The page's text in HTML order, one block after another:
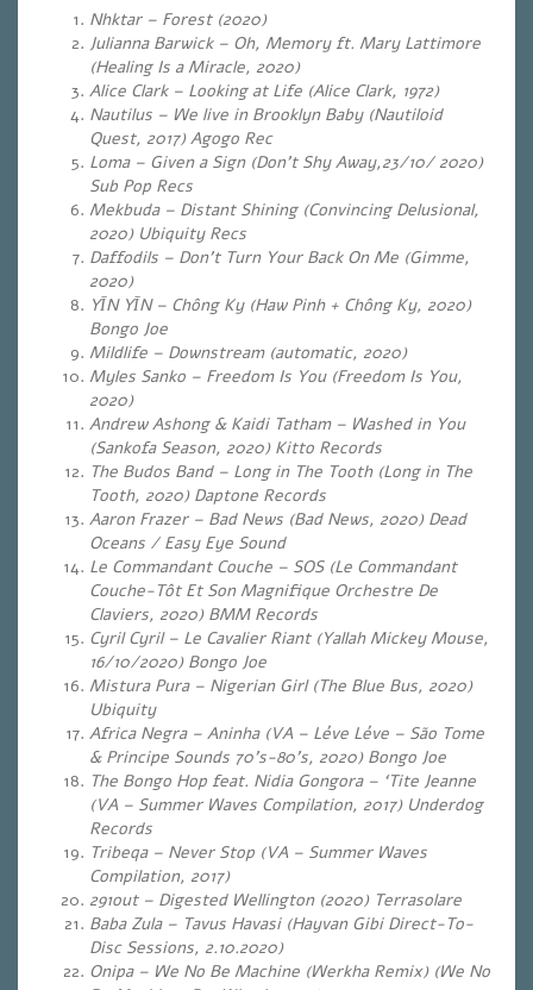
Nhktar – Forest (2020)
Julianna Barwick – Oh, Memory ft. Mary Lattimore
(Healing Is a Miracle, 2020)
Alice Clark – Looking at Life (Alice Clark, 1972)
Nautilus – We live in Brooklyn Baby (Nautiloid
Quest, 2017) Agogo Rec
Loma – Given a Sign (Don’t Shy Away,23/10/ 2020)
Sub Pop Recs
Mekbuda – Distant Shining (Convincing Delusional,
2020) Ubiquity Recs
Daffodils – Don’t Turn Your Back On Me (Gimme,
2020)
YĪN YĪN – Chông Ky (Haw Pinh + Chông Ky, 2020)
Bongo Joe
Mildlife – Downstream (automatic, 2020)
Myles Sanko – Freedom Is You (Freedom Is You,
2020)
Andrew Ashong & Kaidi Tatham – Washed in You
(Sankofa Season, 2020) Kitto Records
The Budos Band – Long in The Tooth (Long in The
Tooth, 2020) Daptone Records
Aaron Frazer – Bad News (Bad News, 2020) Dead
Oceans / Easy Eye Sound
Le Commandant Couche – SOS (Le Commandant
Couche-Tôt Et Son Magnifique Orchestre De
Claviers, 2020) BMM Records
Cyril Cyril – Le Cavalier Riant (Yallah Mickey Mouse,
16/10/2020) Bongo Joe
Mistura Pura – Nigerian Girl (The Blue Bus, 2020)
Ubiquity
Africa Negra – Aninha (VA – Léve Léve – São Tome
& Principe Sounds 70’s-80’s, 2020) Bongo Joe
The Bongo Hop feat. Nidia Gongora – ‘Tite Jeanne
(VA – Summer Waves Compilation, 2017) Underdog
Records
Tribeqa – Never Stop (VA – Summer Waves
Compilation, 2017)
291out – Digested Wellington (2020) Terrasolare
Baba Zula – Tavus Havasi (Hayvan Gibi Direct-To-
Disc Sessions, 2.10.2020)
Onipa – We No Be Machine (Werkha Remix) (We No